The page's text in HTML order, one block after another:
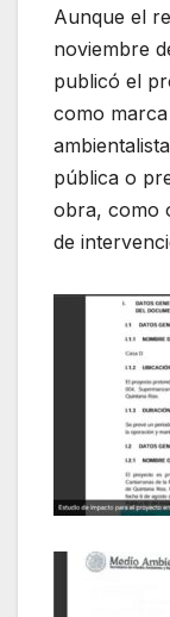
Aunque el
noviembre
publicó el
como
pública o
obra, como
de